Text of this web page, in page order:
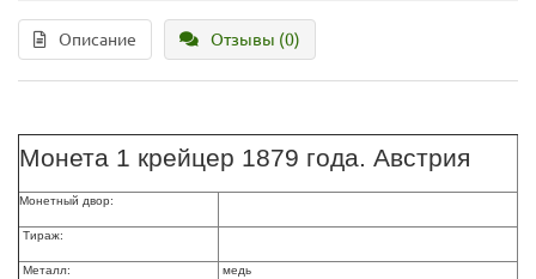
Описание Отзывы (0)
Монета 1 крейцер 1879 года. Австрия
Монетный двор:
Тираж:
Металл: медь